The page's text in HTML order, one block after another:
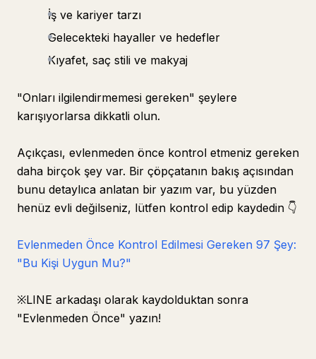
İş ve kariyer tarzı
Gelecekteki hayaller ve hedefler
Kıyafet, saç stili ve makyaj
"Onları ilgilendirmemesi gereken" şeylere
karışıyorlarsa dikkatli olun.
Açıkçası, evlenmeden önce kontrol etmeniz gereken
daha birçok şey var. Bir çöpçatanın bakış açısından
bunu detaylıca anlatan bir yazım var, bu yüzden
henüz evli değilseniz, lütfen kontrol edip kaydedin 👇
Evlenmeden Önce Kontrol Edilmesi Gereken 97 Şey:
"Bu Kişi Uygun Mu?"
※LINE arkadaşı olarak kaydolduktan sonra
"Evlenmeden Önce" yazın!